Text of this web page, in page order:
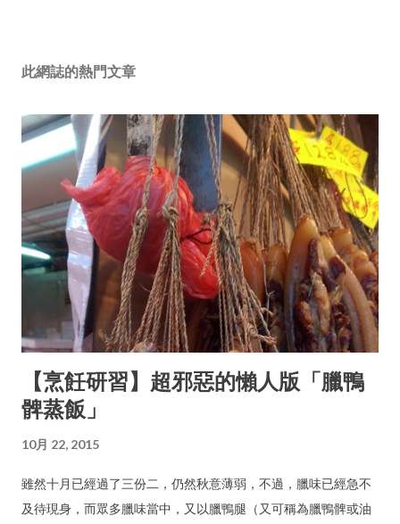
此網誌的熱門文章
【烹飪研習】超邪惡的懶人版「臘鴨
髀蒸飯」
10月 22, 2015
雖然十月已經過了三份二，仍然秋意薄弱，不過，臘味已經急不
及待現身，而眾多臘味當中，又以臘鴨腿（又可稱為臘鴨髀或油